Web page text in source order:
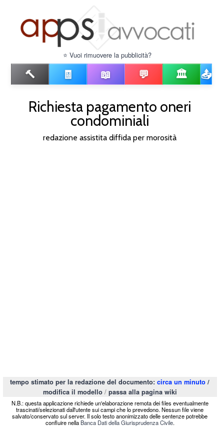
⭐ Vuoi rimuovere la pubblicità?
🔨 🧾 📖 💬 🏛️ 📤
Richiesta pagamento oneri
condominiali
redazione assistita diffida per morosità
tempo stimato per la redazione del documento:circa un minuto /
modifica il modello/ passa alla pagina wiki
N.B.: questa applicazione richiede un'elaborazione remota dei files eventualmente
trascinati/selezionati dall'utente sui campi che lo prevedono. Nessun file viene
salvato/conservato sul server. Il solo testo anonimizzato delle sentenze potrebbe
confluire nellaBanca Dati della Giurisprudenza Civile.